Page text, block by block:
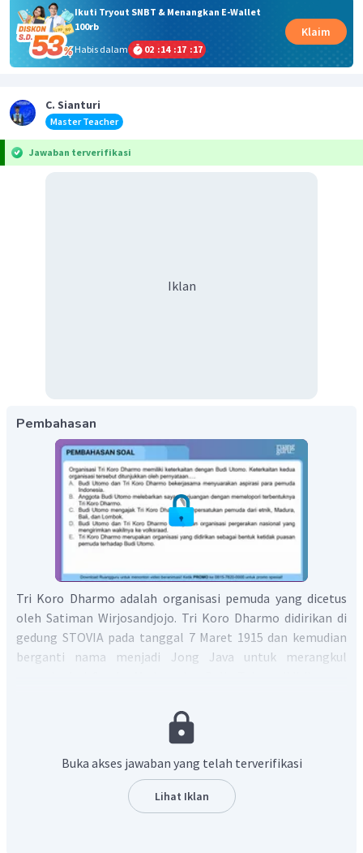
Ikuti Tryout SNBT & Menangkan E-Wallet
100rb
Habis dalam
02 :14 :17 :17
Klaim
C. Sianturi
Master Teacher
Jawaban terverifikasi
Iklan
Pembahasan
Tri Koro Dharmo adalah organisasi pemuda yang dicetus
oleh Satiman Wirjosandjojo. Tri Koro Dharmo didirikan di
gedung STOVIA pada tanggal 7 Maret 1915 dan kemudian
berganti nama menjadi Jong Java untuk merangkul
dan menyebarkan pengetahuan.
Budi Utomo adalah sebuah organisasi pemuda yang
Budi Utomo didirikan pada tanggal 20 Mei 1908. Tri Koro
Dharmo dibentuk sebagai tanggapan atas organisasi Budi
Utomo yang dianggap konservatif (Terbendung tradisi
Buka akses jawaban yang telah terverifikasi
Lihat Iklan